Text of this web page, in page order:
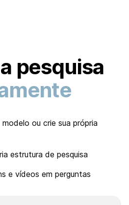
pesquisa
modelo ou crie sua própria
estrutura de pesquisa
e vídeos em perguntas